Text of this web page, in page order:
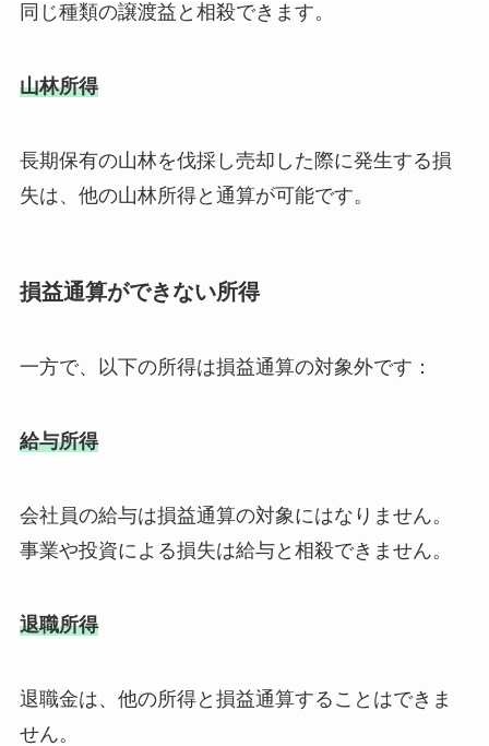
同じ種類の譲渡益と相殺できます。
山林所得
長期保有の山林を伐採し売却した際に発生する損
失は、他の山林所得と通算が可能です。
損益通算ができない所得
一方で、以下の所得は損益通算の対象外です：
給与所得
会社員の給与は損益通算の対象にはなりません。
事業や投資による損失は給与と相殺できません。
退職所得
退職金は、他の所得と損益通算することはできま
せん。